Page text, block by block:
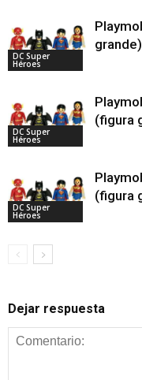
DC Super
Héroes
grande)
DC Super
Héroes
(figura
DC Super
Héroes
(figura
Dejar respuesta